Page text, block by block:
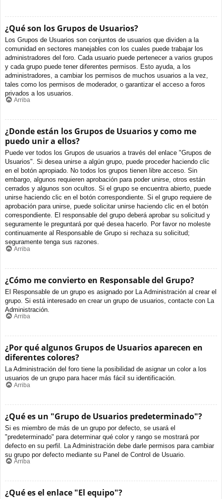
¿Qué son los Grupos de Usuarios?
Los Grupos de Usuarios son conjuntos de usuarios que dividen a la
comunidad en sectores manejables con los cuales puede trabajar los
administradores del foro. Cada usuario puede pertenecer a varios grupos
y cada grupo puede tener diferentes permisos. Esto ayuda, a los
administradores, a cambiar los permisos de muchos usuarios a la vez,
tales como los permisos de moderador, o garantizar el acceso a foros
privados a los usuarios.
Arriba
¿Donde están los Grupos de Usuarios y como me
puedo unir a ellos?
Puede ver todos los Grupos de usuarios a través del enlace "Grupos de
Usuarios". Si desea unirse a algún grupo, puede proceder haciendo clic
en el botón apropiado. No todos los grupos tienen libre acceso. Sin
embargo, algunos requieren aprobación para poder unirse, otros están
cerrados y algunos son ocultos. Si el grupo se encuentra abierto, puede
unirse haciendo clic en el botón correspondiente. Si el grupo requiere de
aprobación para unirse, puede solicitar unirse haciendo clic en el botón
correspondiente. El responsable del grupo deberá aprobar su solicitud y
seguramente le preguntará por qué desea hacerlo. Por favor no moleste
continuamente al Responsable de Grupo si rechaza su solicitud;
seguramente tenga sus razones.
Arriba
¿Cómo me convierto en Responsable del Grupo?
El Responsable de un grupo es asignado por La Administración al crear el
grupo. Si está interesado en crear un grupo de usuarios, contacte con La
Administración.
Arriba
¿Por qué algunos Grupos de Usuarios aparecen en
diferentes colores?
La Administración del foro tiene la posibilidad de asignar un color a los
usuarios de un grupo para hacer más fácil su identificación.
Arriba
¿Qué es un "Grupo de Usuarios predeterminado"?
Si es miembro de más de un grupo por defecto, se usará el
"predeterminado" para determinar qué color y rango se mostrará por
defecto en su perfil. La Administración debe darle permisos para cambiar
su grupo por defecto mediante su Panel de Control de Usuario.
Arriba
¿Qué es el enlace "El equipo"?